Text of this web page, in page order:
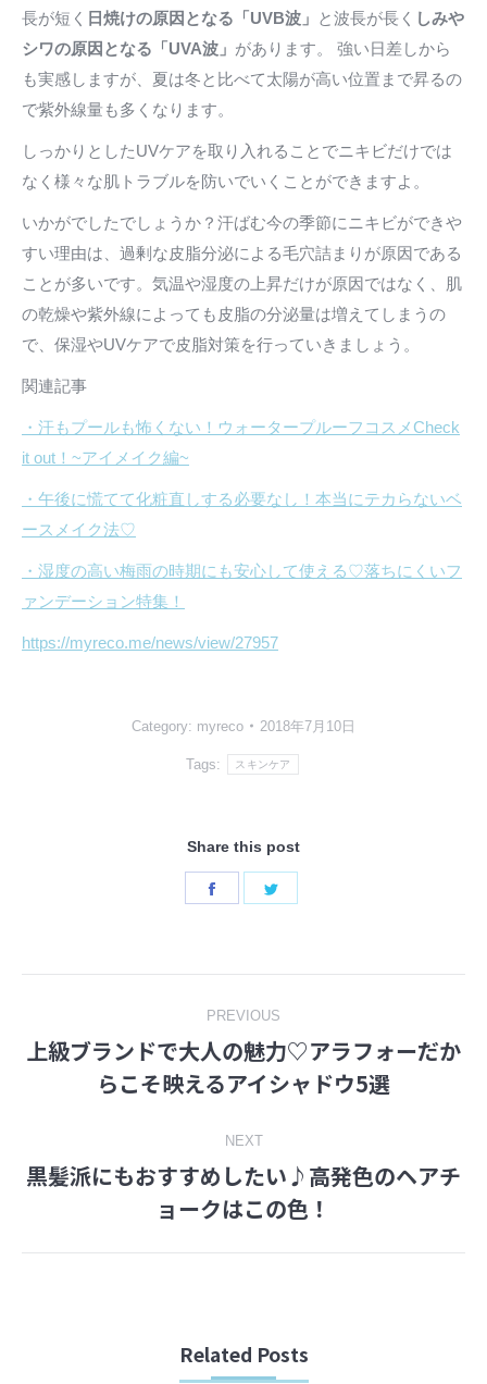
長が短く 日焼けの原因となる「UVB波」 と波長が長く しみや
シワの原因となる「UVA波」 があります。 強い日差しから
も実感しますが、夏は冬と比べて太陽が高い位置まで昇るの
で紫外線量も多くなります。
しっかりとしたUVケアを取り入れることでニキビだけでは
なく様々な肌トラブルを防いでいくことができますよ。
いかがでしたでしょうか？汗ばむ今の季節にニキビができや
すい理由は、過剰な皮脂分泌による毛穴詰まりが原因である
ことが多いです。気温や湿度の上昇だけが原因ではなく、肌
の乾燥や紫外線によっても皮脂の分泌量は増えてしまうの
で、保湿やUVケアで皮脂対策を行っていきましょう。
関連記事
・汗もプールも怖くない！ウォータープルーフコスメCheck
it out！~アイメイク編~
・午後に慌てて化粧直しする必要なし！本当にテカらないベ
ースメイク法♡
・湿度の高い梅雨の時期にも安心して使える♡落ちにくいフ
ァンデーション特集！
https://myreco.me/news/view/27957
Category: myreco 2018年7月10日
Tags: スキンケア
Share this post
Share
navigation
PREVIOUS
Previous
post:
上級ブランドで大人の魅力♡アラフォーだか
らこそ映えるアイシャドウ5選
NEXT
Next
post:
黒髪派にもおすすめしたい♪高発色のヘアチ
ョークはこの色！
Related Posts